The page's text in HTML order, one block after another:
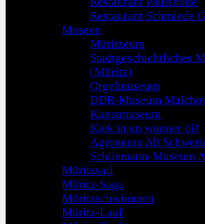
Restaurant Schmiede
Museen
Müritzeum
Stadtgeschichtliches
(Müritz)
Orgelmuseum
DDR-Museum
Kunstmuseum
Kiek in un wunner di!
Agroneum Alt
Schliemann-Museum
Müritzsail
Müritz-Saga
Müritzschwimmen
Müritz-Lauf